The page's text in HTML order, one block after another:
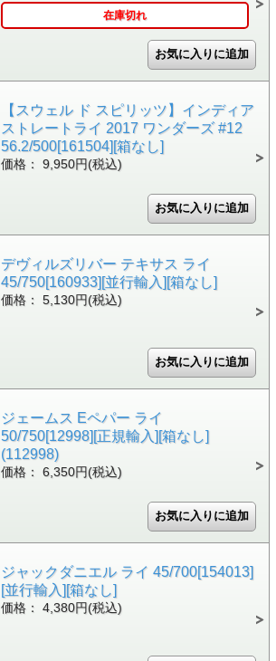
在庫切れ
【スウェル ド スピリッツ】インディア
ストレートライ 2017 ワンダーズ #12
56.2/500[161504][箱なし]
価格： 9,950円(税込)
デヴィルズリバー テキサス ライ
45/750[160933][並行輸入][箱なし]
価格： 5,130円(税込)
ジェームス Eペパー ライ
50/750[12998][正規輸入][箱なし]
(112998)
価格： 6,350円(税込)
ジャックダニエル ライ 45/700[154013]
[並行輸入][箱なし]
価格： 4,380円(税込)